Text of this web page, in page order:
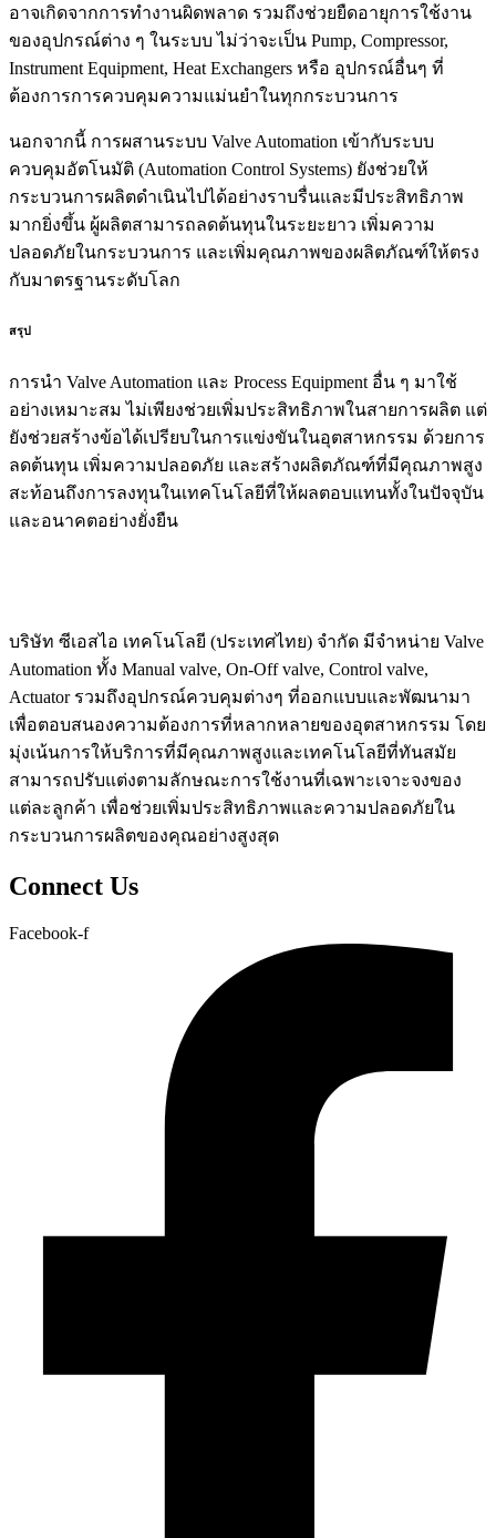
อาจเกิดจากการทำงานผิดพลาด รวมถึงช่วยยืดอายุการใช้งาน
ของอุปกรณ์ต่าง ๆ ในระบบ ไม่ว่าจะเป็น Pump, Compressor,
Instrument Equipment, Heat Exchangers หรือ อุปกรณ์อื่นๆ ที่
ต้องการการควบคุมความแม่นยำในทุกกระบวนการ
นอกจากนี้ การผสานระบบ Valve Automation เข้ากับระบบ
ควบคุมอัตโนมัติ (Automation Control Systems) ยังช่วยให้
กระบวนการผลิตดำเนินไปได้อย่างราบรื่นและมีประสิทธิภาพ
มากยิ่งขึ้น ผู้ผลิตสามารถลดต้นทุนในระยะยาว เพิ่มความ
ปลอดภัยในกระบวนการ และเพิ่มคุณภาพของผลิตภัณฑ์ให้ตรง
กับมาตรฐานระดับโลก
สรุป
การนำ Valve Automation และ Process Equipment อื่น ๆ มาใช้
อย่างเหมาะสม ไม่เพียงช่วยเพิ่มประสิทธิภาพในสายการผลิต แต่
ยังช่วยสร้างข้อได้เปรียบในการแข่งขันในอุตสาหกรรม ด้วยการ
ลดต้นทุน เพิ่มความปลอดภัย และสร้างผลิตภัณฑ์ที่มีคุณภาพสูง
สะท้อนถึงการลงทุนในเทคโนโลยีที่ให้ผลตอบแทนทั้งในปัจจุบัน
และอนาคตอย่างยั่งยืน
บริษัท ซีเอสไอ เทคโนโลยี (ประเทศไทย) จำกัด มีจำหน่าย Valve
Automation ทั้ง Manual valve, On-Off valve, Control valve,
Actuator รวมถึงอุปกรณ์ควบคุมต่างๆ ที่ออกแบบและพัฒนามา
เพื่อตอบสนองความต้องการที่หลากหลายของอุตสาหกรรม โดย
มุ่งเน้นการให้บริการที่มีคุณภาพสูงและเทคโนโลยีที่ทันสมัย
สามารถปรับแต่งตามลักษณะการใช้งานที่เฉพาะเจาะจงของ
แต่ละลูกค้า เพื่อช่วยเพิ่มประสิทธิภาพและความปลอดภัยใน
กระบวนการผลิตของคุณอย่างสูงสุด
Connect Us
Facebook-f